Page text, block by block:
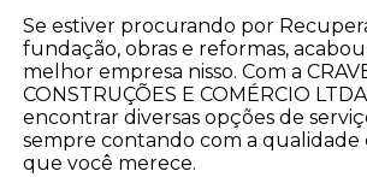
Se estiver procurando por
fundação, obras e reformas,
melhor empresa nisso. Com a
CONSTRUÇÕES E COMÉRCIO
encontrar diversas opções de
sempre contando com a qualidade
que você merece.